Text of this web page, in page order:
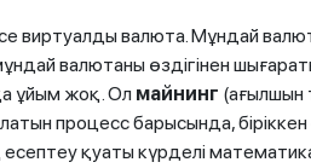
виртуалды валюта. Мұндай
валютаны өздігінен
ұйым жоқ. Ол майнинг (ағылшын
процесс барысында,
қуаты күрделі